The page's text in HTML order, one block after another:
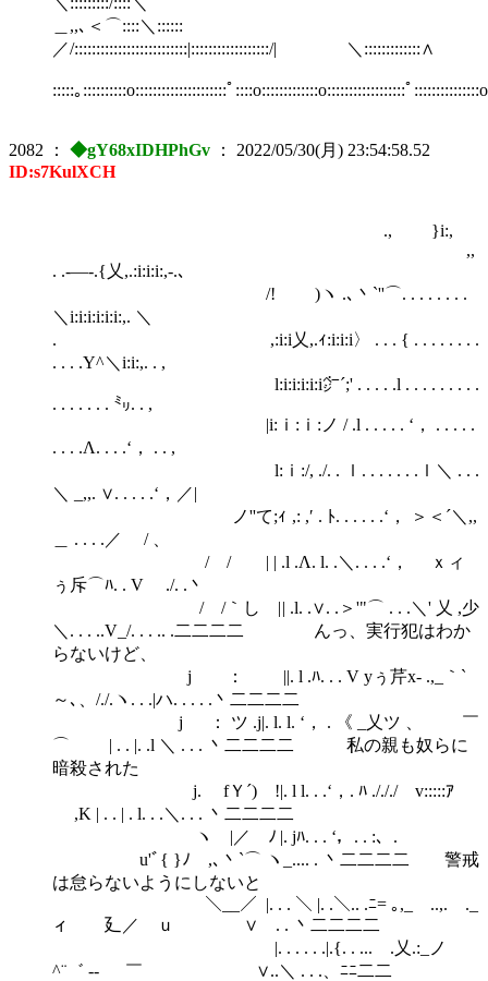
＿,,､＜⌒::::＼::::::
／/::::::::::::::::::::::::::|::::::::::::::::::/| ＼:::::::::::::∧
:::::｡::::::::::o:::::::::::::::::::::ﾟ::::o:::::::::::::o::::::::::::::::::ﾟ
2082 ： ◆gY68xIDHPhGv ： 2022/05/30(月) 23:54:58.52
ID:s7KulXCH
., }i:,
,,
. .-―-.{乂,.:i:i:i:,-.､
/! )ヽ .､丶`''⌒. . . . . . . .
＼i:i:i:i:i:i:,. ＼
. ,:i:i乂,.ｨ:i:i:i〉 . . . { . . . . . . . .
. . . .Y^＼i:i:,. . ,
l:i:i:i:i:i㌻´;' . . . . .l . . . . . . . . .
. . . . . . . ㍉. . ,
|i:ｉ:ｉ:ノ / .l . . . . . ‘， . . . . .
. . . .Λ. . . .‘， . . ,
l:ｉ:/, ./. . ｌ. . . . . . .ｌ＼ . . .
＼ _,,. ∨. . . . .‘，／|
ノ''て;ｨ ,: ,′ . ﾄ. . . . . .‘， ＞＜´＼,,
＿ . . . .／ / 、
/ / | | .l .Λ. l. .＼. . . .‘， ｘィ
ぅ斥⌒ﾊ. . V ./. .丶
/ /｀し | | .l. .∨. .＞'"⌒ . . .＼' 乂 ,少
＼. . . ..V_/. . . .. .二二二二 んっ、実行犯はわか
らないけど、
j ： ||. l .ﾊ. . . V yぅ芹x- .,_｀`
～､、/./.ヽ. . .|ハ. . . . .丶二二二二
j ： ツ .j|. l. l. ‘， . 《 _乂ツ 、 ￣
⌒ | . . |. .l ＼ . . . 丶二二二二 私の親も奴らに
暗殺された
j. fＹ´) !|. l l. . .‘，. ﾊ ./././ v:::::ｱ
,K | . . | . l. . .＼. . . 丶二二二二
ヽ |／ ﾉ |. jﾊ. . . ‘，. . :、.
u'ﾞ{ }ﾉ ,､丶`⌒ ヽ_.... . 丶二二二二 警戒
は怠らないようにしないと
＼__／ |. . . ＼ |. .＼.. .ﾆ= ｡,_ ..,. ._
ィ 廴／ ｕ ∨ . . 丶二二二二
|. . . . . .|.{. . ... .乂.:_ノ
^¨゛ -‐ ￣ ∨..＼ . . .、ﾆﾆ二二